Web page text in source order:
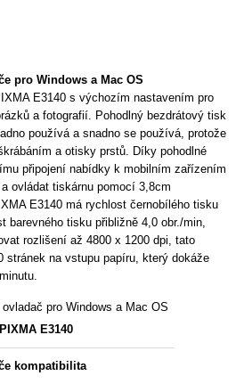
pro Windows a Mac OS
E3140 s výchozím nastavením pro
a fotografií. Pohodlný bezdrátový tisk
používá a snadno se používá, protože
a otisky prstů. Díky pohodlné
připojení nabídky k mobilním zařízením
ovládat tiskárnu pomocí 3,8cm
E3140 má rychlost černobílého tisku
barevného tisku přibližně 4,0 obr./min,
rozlišení až 4800 x 1200 dpi, tato
stránek na vstupu papíru, který dokáže
PIXMA E3140
kompatibilita